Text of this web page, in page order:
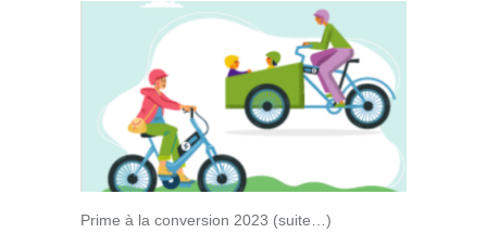
Prime à la conversion 2023 (suite…)